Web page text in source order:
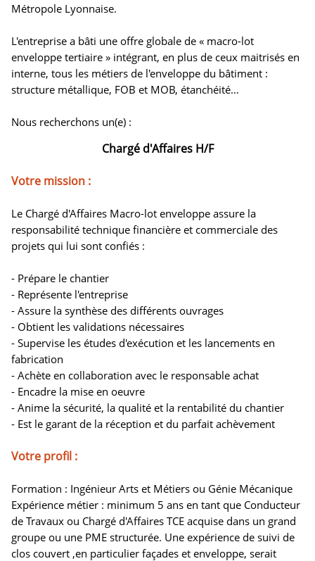
Métropole Lyonnaise.
L'entreprise a bâti une offre globale de « macro-lot
enveloppe tertiaire » intégrant, en plus de ceux maitrisés en
interne, tous les métiers de l'enveloppe du bâtiment :
structure métallique, FOB et MOB, étanchéité…
Nous recherchons un(e) :
Chargé d'Affaires H/F
Votre mission :
Le Chargé d'Affaires Macro-lot enveloppe assure la
responsabilité technique financière et commerciale des
projets qui lui sont confiés :
- Prépare le chantier
- Représente l'entreprise
- Assure la synthèse des différents ouvrages
- Obtient les validations nécessaires
- Supervise les études d'exécution et les lancements en
fabrication
- Achète en collaboration avec le responsable achat
- Encadre la mise en oeuvre
- Anime la sécurité, la qualité et la rentabilité du chantier
- Est le garant de la réception et du parfait achèvement
Votre profil :
Formation : Ingénieur Arts et Métiers ou Génie Mécanique
Expérience métier : minimum 5 ans en tant que Conducteur
de Travaux ou Chargé d'Affaires TCE acquise dans un grand
groupe ou une PME structurée. Une expérience de suivi de
clos couvert ,en particulier façades et enveloppe, serait